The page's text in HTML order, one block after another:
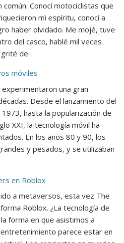
Conocí motociclistas que
mi espíritu, conocí a
haber olvidado. Me mojé, tuve
del casco, hablé mil veces
grité de…
móviles
una gran
Desde el lanzamiento del
hasta la popularización de
XXI, la tecnología móvil ha
En los años 80 y 90, los
y pesados, y se utilizaban
en Roblox
a metaversos, esta vez The
Roblox. ¿La tecnología de
forma en que asistimos a
parece estar en